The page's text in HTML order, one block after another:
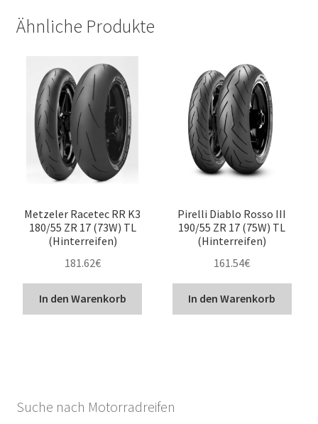
Ähnliche Produkte
Metzeler Racetec RR K3
180/55 ZR 17 (73W) TL
(Hinterreifen)
181.62€
In den Warenkorb
Pirelli Diablo Rosso III
190/55 ZR 17 (75W) TL
(Hinterreifen)
161.54€
In den Warenkorb
Suche nach Motorradreifen